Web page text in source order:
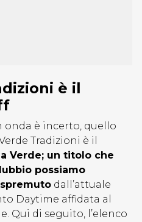
è il
onda è incerto, quello
Tradizioni è il
Verde; un titolo che
possiamo
dall’attuale
Daytime affidata al
Qui di seguito, l’elenco